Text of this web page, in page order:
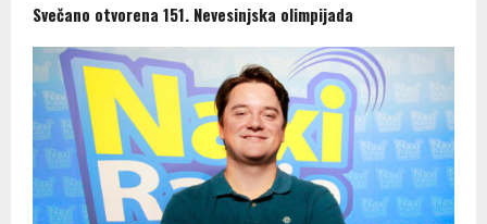
Svečano otvorena 151. Nevesinjska olimpijada